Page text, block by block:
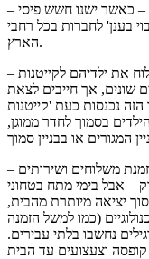
– כאשר ישנו חשש פיסי
בענן' לחברות בכל רחבי
הארץ.
– את ילדיהם לקייטנות
שונים, אך חייבים לצאת
נכנסות כעת 'קייטנות
בסמוך לחדר ממוגן,
– משלוחים ושירותים
– אבל בימי מתח בטחוני
יציאה מיותרת מהבית,
(כמו למשל הזמנה
נחשבו בלתי עבירים.